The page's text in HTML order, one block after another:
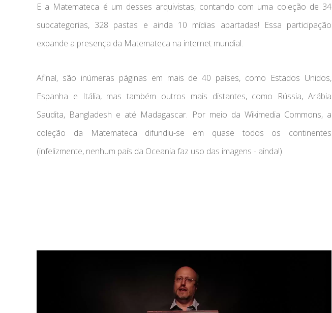
E a Matemateca é um desses arquivistas, contando com uma coleção de 34
subcategorias, 328 pastas e ainda 10 mídias apartadas! Essa participação
expande a presença da Matemateca na internet mundial.
Afinal, são inúmeras páginas em mais de 40 países, como Estados Unidos,
Espanha e Itália, mas também outros mais distantes, como Rússia, Arábia
Saudita, Bangladesh e até Madagascar. Por meio da Wikimedia Commons, a
coleção da Matemateca difundiu-se em quase todos os continentes
(infelizmente, nenhum país da Oceania faz uso das imagens - ainda!).